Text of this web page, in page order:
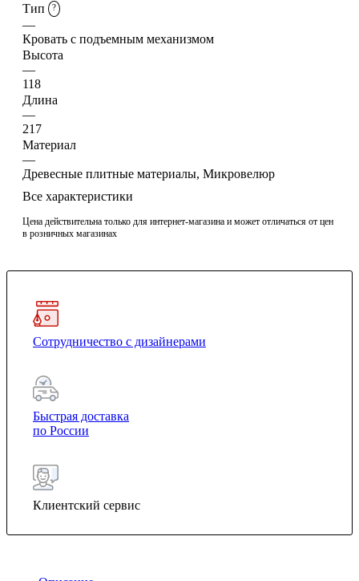
Тип
?
—
Кровать с подъемным механизмом
Высота
—
118
Длина
—
217
Материал
—
Древесные плитные материалы, Микровелюр
Все характеристики
Цена действительна только для интернет-магазина и может отличаться от цен
в розничных магазинах
Сотрудничество с дизайнерами
Быстрая доставка
по России
Клиентский сервис